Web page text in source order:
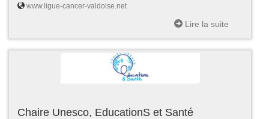
www.ligue-cancer-valdoise.net
Lire la suite
Chaire Unesco, EducationS et Santé